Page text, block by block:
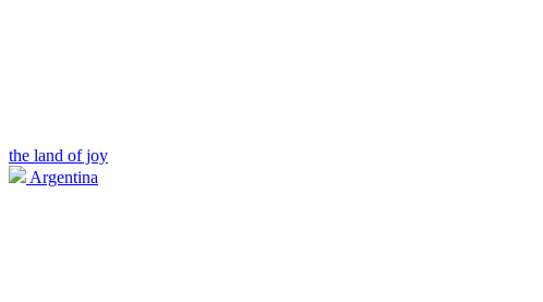
the land of joy
Argentina